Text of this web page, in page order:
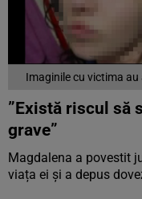
Imaginile cu victima
”Există riscul să
grave”
Magdalena a povestit
viața ei și a depus